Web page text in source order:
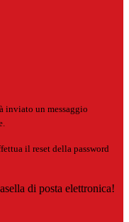
inviato un messaggio
il reset della password
di posta elettronica!